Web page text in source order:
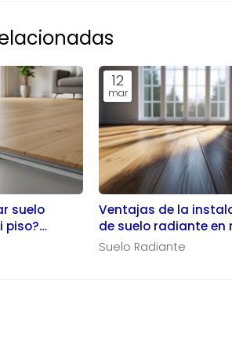
suelo
piso?
12
mar
Ventajas de la
de suelo radiante en
hogar
Suelo Radiante